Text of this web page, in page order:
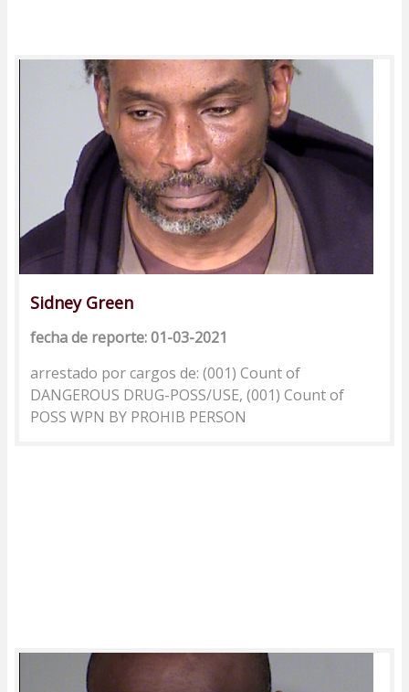
Sidney Green
fecha de reporte: 01-03-2021
arrestado por cargos de: (001) Count of
DANGEROUS DRUG-POSS/USE, (001) Count of
POSS WPN BY PROHIB PERSON